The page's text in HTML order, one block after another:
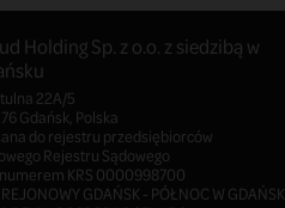
Holding Sp. z o.o. z siedzibą w
22A/5
Gdańsk, Polska
do rejestru przedsiębiorców
Rejestru Sądowego
KRS 0000998700
GDAŃSK - PÓŁNOC W